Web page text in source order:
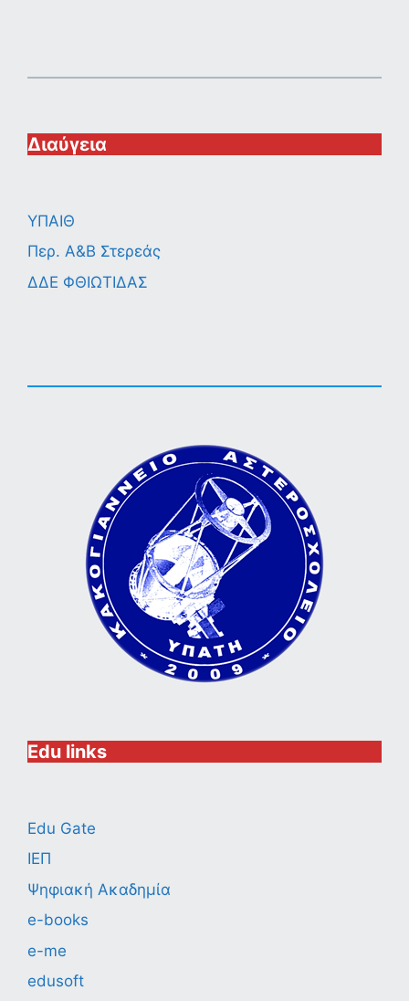
Διαύγεια
ΥΠΑΙΘ
Περ. A&B Στερεάς
ΔΔΕ ΦΘΙΩΤΙΔΑΣ
Edu links
Edu Gate
ΙΕΠ
Ψηφιακή Ακαδημία
e-books
e-me
edusoft